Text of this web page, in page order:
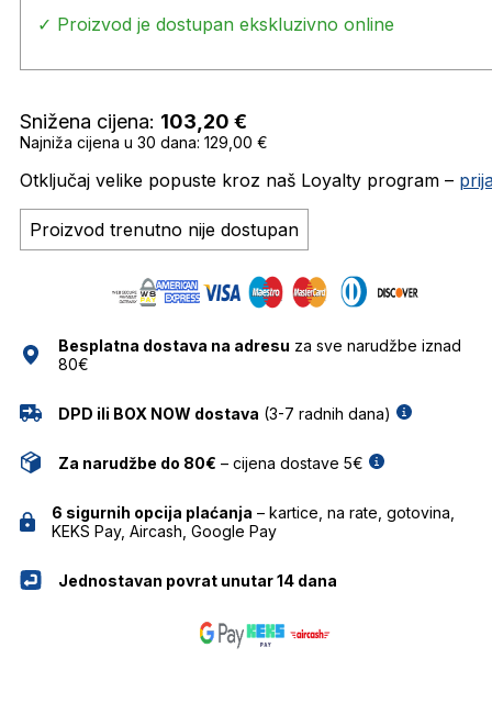
✓ Proizvod je dostupan ekskluzivno online
Snižena cijena: 103,20 €
Najniža cijena u 30 dana: 129,00 €
Otključaj velike popuste kroz naš Loyalty program –
Proizvod trenutno nije dostupan
Besplatna dostava na adresu za sve narudžbe iznad
80€
DPD ili BOX NOW dostava (3-7 radnih dana)
Za narudžbe do 80€ – cijena dostave 5€
6 sigurnih opcija plaćanja – kartice, na rate, gotovina,
KEKS Pay, Aircash, Google Pay
Jednostavan povrat unutar 14 dana